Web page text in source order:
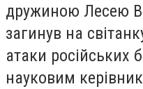
дружиною Лесею
загинув на
атаки російських
науковим